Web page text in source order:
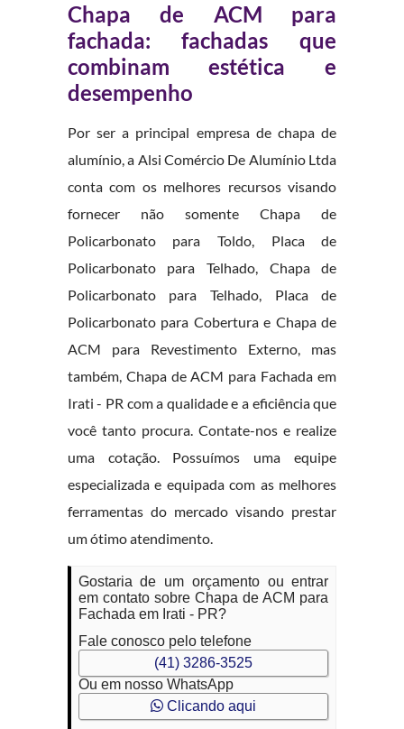
Chapa de ACM para
fachada: fachadas que
combinam estética e
desempenho
Por ser a principal empresa de chapa de
alumínio, a Alsi Comércio De Alumínio Ltda
conta com os melhores recursos visando
fornecer não somente Chapa de
Policarbonato para Toldo, Placa de
Policarbonato para Telhado, Chapa de
Policarbonato para Telhado, Placa de
Policarbonato para Cobertura e Chapa de
ACM para Revestimento Externo, mas
também, Chapa de ACM para Fachada em
Irati - PR com a qualidade e a eficiência que
você tanto procura. Contate-nos e realize
uma cotação. Possuímos uma equipe
especializada e equipada com as melhores
ferramentas do mercado visando prestar
um ótimo atendimento.
Gostaria de um orçamento ou entrar
em contato sobre Chapa de ACM para
Fachada em Irati - PR?
Fale conosco pelo telefone
(41) 3286-3525
Ou em nosso WhatsApp
Clicando aqui